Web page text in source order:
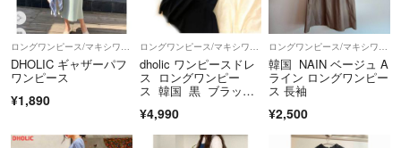
DHOLIC ギャザーパフ
ワンピース
¥1,890
dholic ワンピースドレ
ス ロングワンピー
ス 韓国 黒 ブラッ
¥4,990
韓国 NAIN ベージュ A
ライン ロングワンピー
ス 長袖
¥2,500